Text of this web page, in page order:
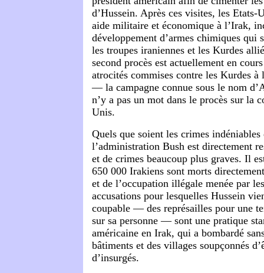
d’Hussein. Après ces visites, les
aide militaire et économique à l’Irak,
développement d’armes chimiques qui
les troupes iraniennes et les Kurdes
second procès est actuellement en
atrocités commises contre les Kurdes à
— la campagne connue sous le nom
n’y a pas un mot dans le procès sur la
Unis.
Quels que soient les crimes indéniables
l’administration Bush est directement
et de crimes beaucoup plus graves. Il
650 000 Irakiens sont morts
et de l’occupation illégale menée par
accusations pour lesquelles Hussein
coupable — des représailles pour une
sur sa personne — sont une pratique
américaine en Irak, qui a bombardé
bâtiments et des villages soupçonnés
d’insurgés.